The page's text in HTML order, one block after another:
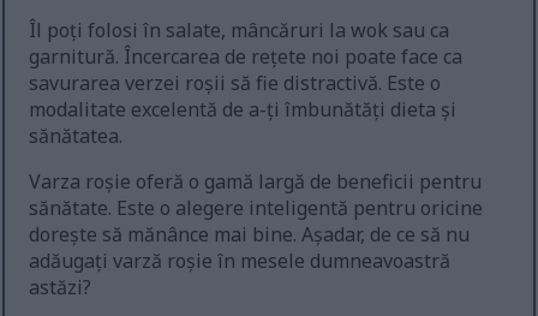
Îl poți folosi în salate, mâncăruri la wok sau ca
garnitură. Încercarea de rețete noi poate face ca
savurarea verzei roșii să fie distractivă. Este o
modalitate excelentă de a-ți îmbunătăți dieta și
sănătatea.
Varza roșie oferă o gamă largă de beneficii pentru
sănătate. Este o alegere inteligentă pentru oricine
dorește să mănânce mai bine. Așadar, de ce să nu
adăugați varză roșie în mesele dumneavoastră
astăzi?